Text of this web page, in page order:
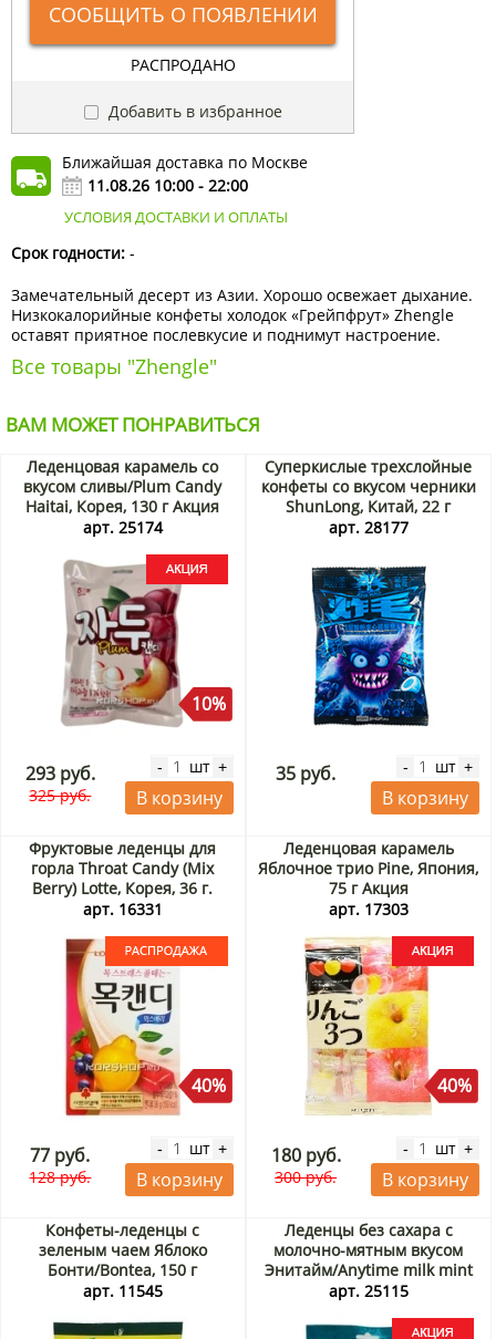
СООБЩИТЬ О ПОЯВЛЕНИИ
РАСПРОДАНО
Добавить в избранное
Ближайшая доставка по Москве
11.08.26 10:00 - 22:00
УСЛОВИЯ ДОСТАВКИ И ОПЛАТЫ
Срок годности: -
Замечательный десерт из Азии. Хорошо освежает дыхание.
Низкокалорийные конфеты холодок «Грейпфрут» Zhengle
оставят приятное послевкусие и поднимут настроение.
Все товары "Zhengle"
ВАМ МОЖЕТ ПОНРАВИТЬСЯ
Леденцовая карамель со
вкусом сливы/Plum Candy
Haitai, Корея, 130 г Акция
арт. 25174
10%
293 руб.
325 руб.
- шт +
В корзину
Суперкислые трехслойные
конфеты со вкусом черники
ShunLong, Китай, 22 г
арт. 28177
35 руб. - шт +
В корзину
Фруктовые леденцы для
горла Throat Candy (Mix
Berry) Lotte, Корея, 36 г.
Срок до 11.09.2026.
арт. 16331
40%
77 руб.
128 руб.
- шт +
В корзину
Леденцовая карамель
Яблочное трио Pine, Япония,
75 г Акция
арт. 17303
40%
180 руб.
300 руб.
- шт +
В корзину
Конфеты-леденцы с
зеленым чаем Яблоко
Бонти/Bontea, 150 г
арт. 11545
Леденцы без сахара с
молочно-мятным вкусом
Энитайм/Anytime milk mint
Xylitol Lotte, Корея, 60 г
арт. 25115